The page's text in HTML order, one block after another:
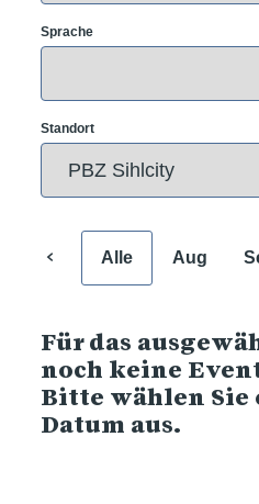
Sprache
Standort
Alle Aug
Für das
noch keine
Bitte wählen Sie
Datum aus.